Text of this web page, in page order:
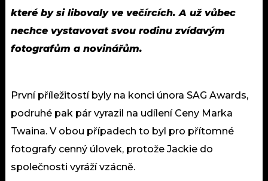
které by si libovaly ve večírcích. A už vůbec
nechce vystavovat svou rodinu zvídavým
fotografům a novinářům.
První příležitostí byly na konci února SAG Awards,
podruhé pak pár vyrazil na udílení Ceny Marka
Twaina. V obou případech to byl pro přítomné
fotografy cenný úlovek, protože Jackie do
společnosti vyráží vzácně.